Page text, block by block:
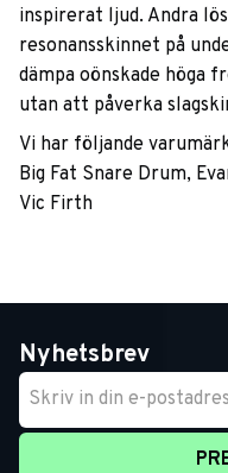
inspirerat ljud. Andra
resonansskinnet på
dämpa oönskade höga
utan att påverka
Vi har följande
Big Fat Snare Drum,
Vic Firth
Nyhetsbrev